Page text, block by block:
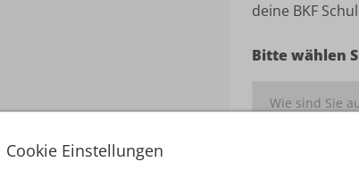
Cookie Einstellungen
deine BKF
Bitte wählen